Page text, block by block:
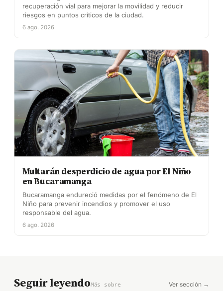
recuperación vial para mejorar la movilidad y reducir
riesgos en puntos críticos de la ciudad.
6 ago. 2026
Multarán desperdicio de agua por El Niño
en Bucaramanga
Bucaramanga endureció medidas por el fenómeno de El
Niño para prevenir incendios y promover el uso
responsable del agua.
6 ago. 2026
Seguir leyendoMás sobre Ver sección →